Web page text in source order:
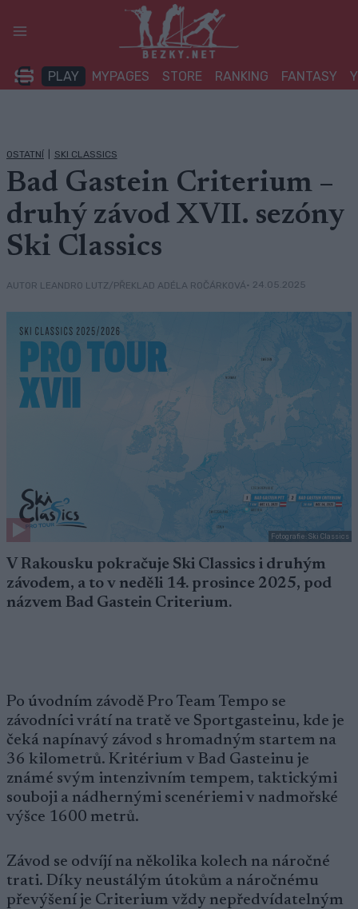
PLAY MYPAGES STORE RANKING FANTASY
OSTATNÍ SKI CLASSICS
Bad Gastein Criterium –
druhý závod XVII. sezóny
Ski Classics
AUTOR LEANDRO LUTZ/PŘEKLAD ADÉLA ROČÁRKOVÁ• 24.05.2025
Fotografie: Ski Classics
V Rakousku pokračuje Ski Classics i druhým
závodem, a to v neděli 14. prosince 2025, pod
názvem Bad Gastein Criterium.
Po úvodním závodě Pro Team Tempo se
závodníci vrátí na tratě ve Sportgasteinu, kde je
čeká napínavý závod s hromadným startem na
36 kilometrů. Kritérium v Bad Gasteinu je
známé svým intenzivním tempem, taktickými
souboji a nádhernými scenériemi v nadmořské
výšce 1600 metrů.
Závod se odvíjí na několika kolech na náročné
trati. Díky neustálým útokům a náročnému
převýšení je Criterium vždy nepředvídatelným